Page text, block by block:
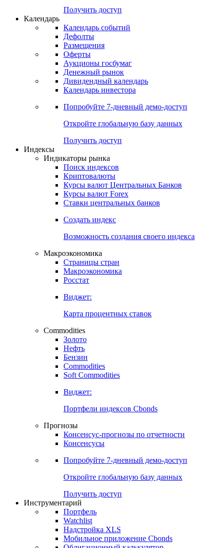
Получить доступ
Календарь
Календарь событий
Дефолты
Размещения
Оферты
Аукционы госбумаг
Денежный рынок
Дивидендный календарь
Календарь инвестора
Попробуйте 7-дневный демо-доступ
Откройте глобальную базу данных
Получить доступ
Индексы
Индикаторы рынка
Поиск индексов
Криптовалюты
Курсы валют Центральных Банков
Курсы валют Forex
Ставки центральных банков
Создать индекс
Возможность создания своего индекса
Макроэкономика
Страницы стран
Макроэкономика
Росстат
Виджет:
Карта процентных ставок
Commodities
Золото
Нефть
Бензин
Commodities
Soft Commodities
Виджет:
Портфели индексов Cbonds
Прогнозы
Консенсус-прогнозы по отчетности
Консенсусы
Попробуйте 7-дневный демо-доступ
Откройте глобальную базу данных
Получить доступ
Инструментарий
Портфель
Watchlist
Надстройка XLS
Мобильное приложение Cbonds